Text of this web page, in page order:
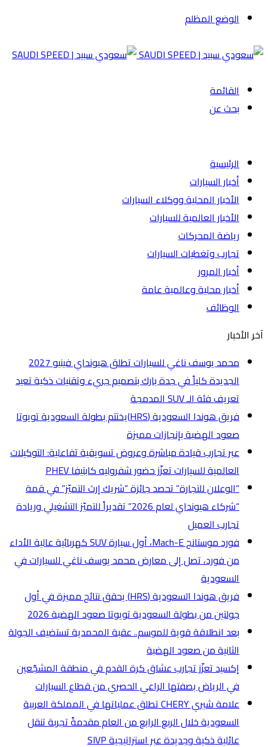
الوضع المظلم
القائمة
بحث عن
الرئيسية
أخبار السيارات
الأخبار المحلية ووكلاء السيارات
الأخبار العالمية للسيارات
رياضة المحركات
تجارب وتغطيات السيارات
أخبار المرور
أخبار محلية وعالمية عامة
الوظائف
آخر الأخبار
محمد يوسف ناغي للسيارات تطلق هيونداي فينيو 2027
الجديدة كلياً في جدة بارك بتصميم جريء وتقنيات ذكية تعيد
تعريف فئة الـ SUV المدمجة
فريق هوندا السعودية (HRS)يختتم بطولة السعودية تويوتا
صعود الهضبة بإنجازات مميزة
عبر تجارب قيادة مباشرة وعروض تسويقية تفاعلية: التوكيلات
العالمية للسيارات تعزّز حضور شفروليه كابتيفا PHEV
“الوعلان للتجارة” تحصد جائزة “شريك إرث التميّز” في قمة
“شركاء هيونداي لعام 2026” تقديراً للتميّز التشغيلي وريادة
تجارب العميل
فورد موستانج Mach-E، أول سيارة SUV كهربائية عالية الأداء
من فورد، تصل إلى معارض محمد يوسف ناغي للسيارات في
السعودية
فريق هوندا السعودية (HRS) يحقق نتائج مميزة في أول
جولتين من بطولة السعودية تويوتا صعود الهضبة 2026
بعد انطلاقة قوية للموسم.. عقبة المحمدية تستضيف الجولة
الثانية من صعود الهضبة
إكسيد تعزّز تجارب عشاق كرة القدم في منطقة المشجّعين
في الرياض بصفتها الراعي الحصري من قطاع السيارات
علامة شيري CHERY تطلق عملياتها في المملكة العربية
السعودية خلال الربع الرابع من العام مقدمةً تجربة تنقل
عائلية ذكية وجديدة عبر استراتيجية SIVP